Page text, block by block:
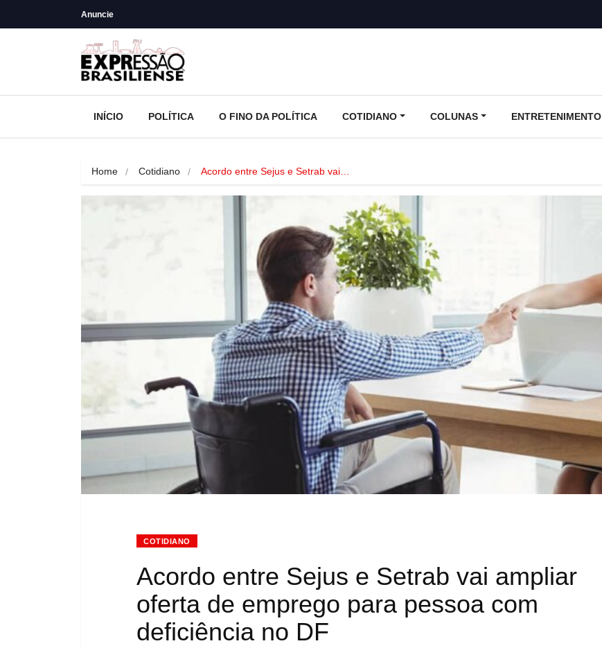
Anuncie
INÍCIO POLÍTICA O FINO DA POLÍTICA COTIDIANO COLUNAS ENTRETENIMENTO
Home Cotidiano Acordo entre Sejus e Setrab vai…
COTIDIANO
Acordo entre Sejus e Setrab vai ampliar
oferta de emprego para pessoa com
deficiência no DF